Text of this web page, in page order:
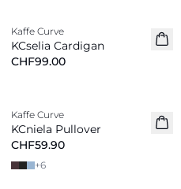
Neu
Kaffe Curve
KCselia Cardigan
CHF99.00
Neu
Kaffe Curve
KCniela Pullover
CHF59.90
+6